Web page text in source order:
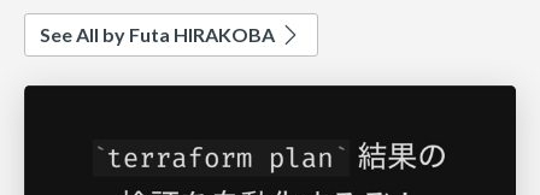
See All by Futa HIRAKOBA